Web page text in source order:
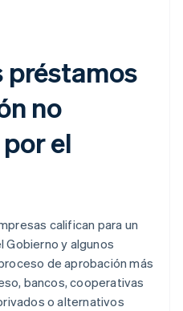
préstamos
no
el
califican para un
y algunos
de aprobación más
bancos, cooperativas
o alternativos